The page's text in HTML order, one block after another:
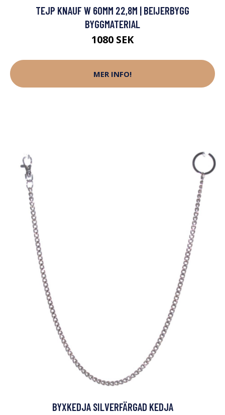
TEJP KNAUF W 60MM 22,8M | BEIJERBYGG
BYGGMATERIAL
1080 SEK
MER INFO!
BYXKEDJA SILVERFÄRGAD KEDJA